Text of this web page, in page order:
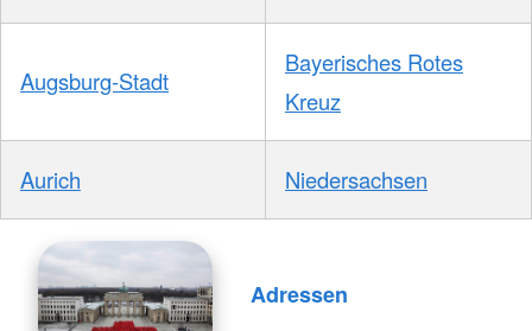
Augsburg-Stadt
Bayerisches Rotes
Kreuz
Aurich Niedersachsen
Adressen